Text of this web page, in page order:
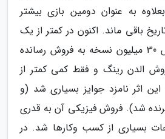
به عنوان دومین بازی بیشتر
باقی ماند. اکنون در کمتر از یک
سال از زمان عرضه اش 30 میلیون نسخه به فروش رسانده
الدن رینگ و فقط کمی کمتر از
اثر نامزد جوایز بسیاری شد (و
شد). فروش فیزیکی آن به قدری
بسیاری از کسب وکارها شد. در